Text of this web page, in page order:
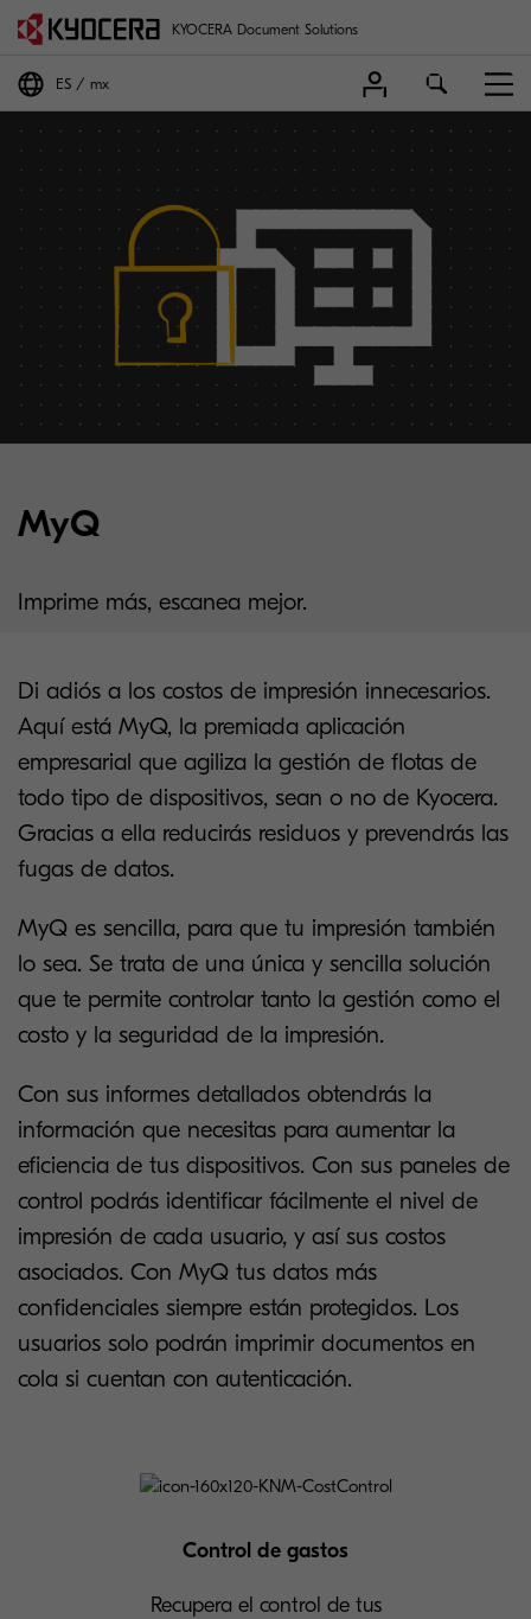
KYOCERA Document Solutions
ES mx
MyQ
Imprime más, escanea mejor.
Di adiós a los costos de impresión innecesarios.
Aquí está MyQ, la premiada aplicación
empresarial que agiliza la gestión de flotas de
todo tipo de dispositivos, sean o no de Kyocera.
Gracias a ella reducirás residuos y prevendrás las
fugas de datos.
MyQ es sencilla, para que tu impresión también
lo sea. Se trata de una única y sencilla solución
que te permite controlar tanto la gestión como el
costo y la seguridad de la impresión.
Con sus informes detallados obtendrás la
información que necesitas para aumentar la
eficiencia de tus dispositivos. Con sus paneles de
control podrás identificar fácilmente el nivel de
impresión de cada usuario, y así sus costos
asociados. Con MyQ tus datos más
confidenciales siempre están protegidos. Los
usuarios solo podrán imprimir documentos en
cola si cuentan con autenticación.
Control de gastos
Recupera el control de tus